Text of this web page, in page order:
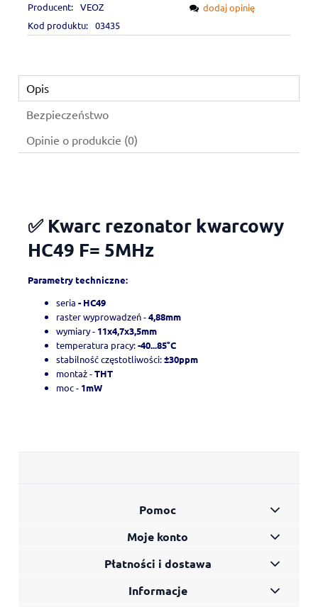
Producent: VEOZ
Kod produktu: 03435
dodaj opinię
Opis
Bezpieczeństwo
Opinie o produkcie (0)
✅ Kwarc rezonator kwarcowy
HC49 F= 5MHz
Parametry techniczne:
seria - HC49
raster wyprowadzeń -4,88mm
wymiary - 11x4,7x3,5mm
temperatura pracy:-40...85°C
stabilność częstotliwości:±30ppm
montaż -THT
moc - 1mW
Pomoc
Moje konto
Płatności i dostawa
Informacje